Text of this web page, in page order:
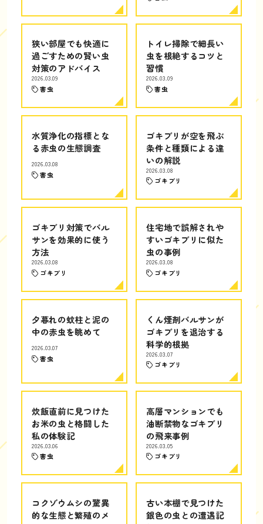
狭い部屋でも快適に
過ごすための賢い虫
対策のアドバイス
2026.03.09
害虫
トイレ掃除で細長い
虫を根絶するコツと
習慣
2026.03.09
害虫
水質浄化の指標とな
る赤虫の生態調査
2026.03.08
害虫
ゴキブリが空を飛ぶ
条件と種類による違
いの解説
2026.03.08
ゴキブリ
ゴキブリ対策でバル
サンを効果的に使う
方法
2026.03.08
ゴキブリ
住宅地で誤解されや
すいゴキブリに似た
虫の事例
2026.03.08
ゴキブリ
夕暮れの蚊柱と泥の
中の赤虫を眺めて
2026.03.07
害虫
くん煙剤バルサンが
ゴキブリを退治する
科学的根拠
2026.03.07
ゴキブリ
炊飯直前に見つけた
お米の虫と格闘した
私の体験記
2026.03.06
害虫
高層マンションでも
油断禁物なゴキブリ
の飛来事例
2026.03.05
ゴキブリ
コクゾウムシの驚異
的な生態と繁殖のメ
古い本棚で見つけた
銀色の虫との遭遇記